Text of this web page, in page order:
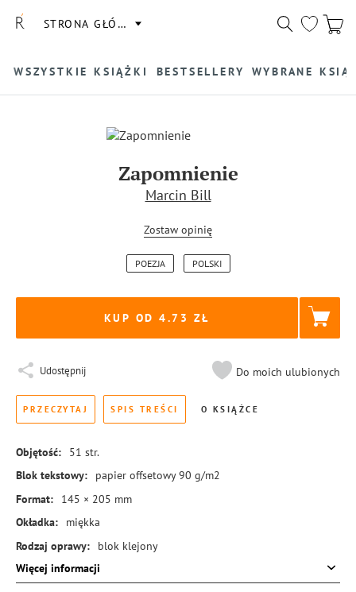
STRONA GŁÓWNA
WSZYSTKIE KSIĄŻKI BESTSELLERY WYBRANE
Zapomnienie
Marcin Bill
Zostaw opinię
POEZJA POLSKI
KUP OD 4.73
Udostępnij Do moich ulubionych
PRZECZYTAJ SPIS TREŚCI O KSIĄŻCE
Objętość: 51 str.
Blok tekstowy:
papier offsetowy 90 g/m2
Format:
145 × 205 mm
Okładka:
miękka
Rodzaj oprawy:
blok klejony
ISBN:
978-83-8245-693-6
Więcej informacji